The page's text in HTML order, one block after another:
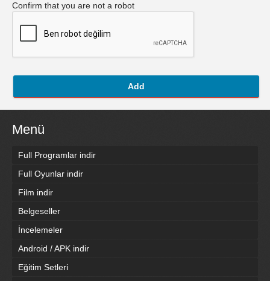
Confirm that you are not a robot
Add
Menü
Full Programlar indir
Full Oyunlar indir
Film indir
Belgeseller
İncelemeler
Android / APK indir
Eğitim Setleri